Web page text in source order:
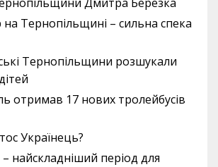
Тернопільщині – сильна спека
Тернопільщини розшукали
отримав 17 нових тролейбусів
Українець?
найскладніший період для